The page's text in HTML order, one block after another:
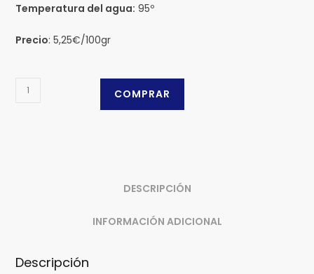
Temperatura del agua: 95º
Precio: 5,25€/100gr
Adios
COMPRAR
DESCRIPCIÓN
INFORMACIÓN ADICIONAL
Descripción